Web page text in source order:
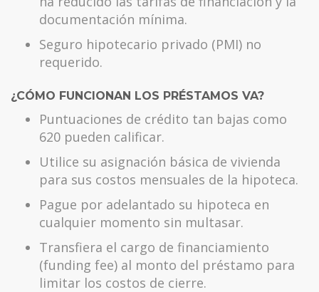
documentación mínima.
Seguro hipotecario privado (PMI) no
requerido.
¿CÓMO FUNCIONAN LOS PRÉSTAMOS VA?
Puntuaciones de crédito tan bajas como
620 pueden calificar.
Utilice su asignación básica de vivienda
para sus costos mensuales de la hipoteca.
Pague por adelantado su hipoteca en
cualquier momento sin multasar.
Transfiera el cargo de financiamiento
(funding fee) al monto del préstamo para
limitar los costos de cierre.